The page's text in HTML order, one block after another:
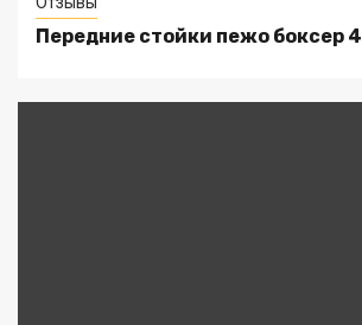
Передние стойки пежо боксер 4